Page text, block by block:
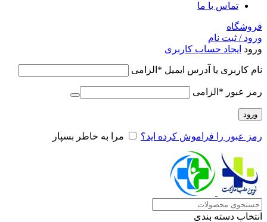
تماس با ما
فروشگاه
ورود / ثبت نام
ورود ایجاد حساب کاربری
نام کاربری یا آدرس ایمیل * الزامی
رمز عبور * الزامی
ورود
رمز عبور را فراموش کرده اید؟ مرا به خاطر بسپار
انتخاب دسته بندی